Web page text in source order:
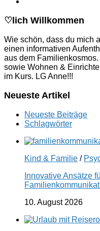
♡lich Willkommen
Wie schön, dass du mich
einen informativen
aus dem
sowie Wohnen &
im Kurs. LG Anne!!!
Neueste Artikel
Neueste Beiträge
Schlagwörter
Kind & Familie /
Innovative Ansätze
10. August 2026